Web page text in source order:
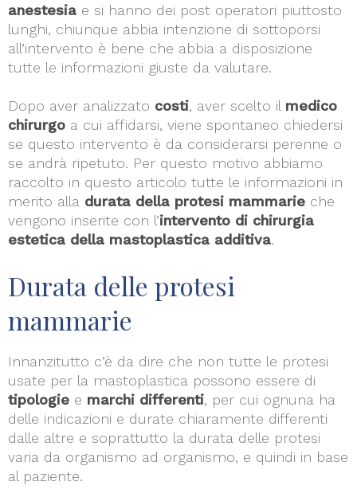
anestesia e si hanno dei post operatori piuttosto
lunghi, chiunque abbia intenzione di sottoporsi
all’intervento è bene che abbia a disposizione
tutte le informazioni giuste da valutare.
Dopo aver analizzato costi, aver scelto il medico
chirurgo a cui affidarsi, viene spontaneo chiedersi
se questo intervento è da considerarsi perenne o
se andrà ripetuto. Per questo motivo abbiamo
raccolto in questo articolo tutte le informazioni in
merito alla durata della protesi mammarie che
vengono inserite con l’intervento di chirurgia
estetica della mastoplastica additiva.
Durata delle protesi
mammarie
Innanzitutto c’è da dire che non tutte le protesi
usate per la mastoplastica possono essere di
tipologie e marchi differenti, per cui ognuna ha
delle indicazioni e durate chiaramente differenti
dalle altre e soprattutto la durata delle protesi
varia da organismo ad organismo, e quindi in base
al paziente.